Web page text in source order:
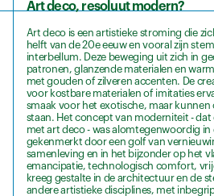
Art deco, resoluut modern?
Art deco is een artistieke stroming die
helft van de 20e eeuw en vooral zijn
interbellum. Deze beweging uit zich in
patronen, glanzende materialen en
met gouden of zilveren accenten. De
voor kostbare materialen of imitaties
smaak voor het exotische, maar kunnen
staan. Het concept van moderniteit -
met art deco - was alomtegenwoordig in
gekenmerkt door een golf van
samenleving en in het bijzonder op het
emancipatie, technologisch comfort,
kreeg gestalte in de architectuur en de
andere artistieke disciplines, met